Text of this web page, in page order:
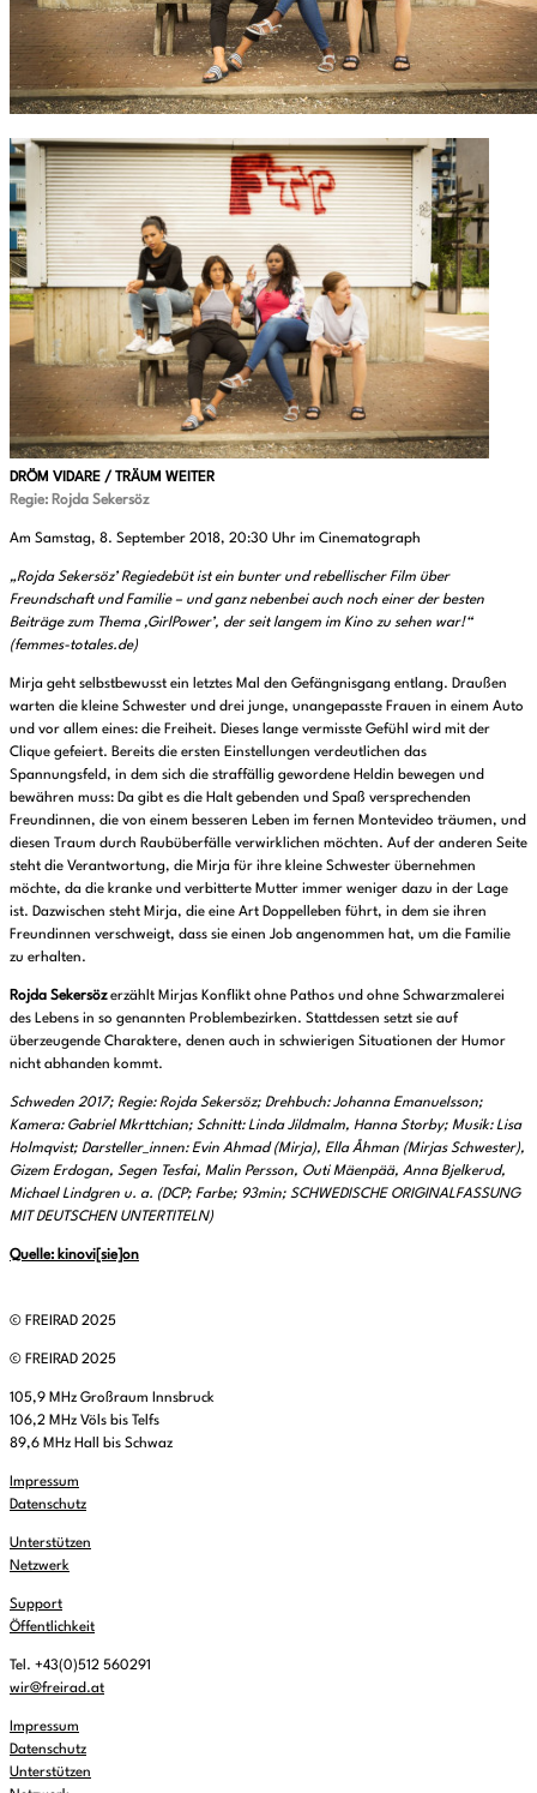
DRÖM VIDARE / TRÄUM WEITER
Regie: Rojda Sekersöz
Am Samstag, 8. September 2018, 20:30 Uhr im Cinematograph
„Rojda Sekersöz’ Regiedebüt ist ein bunter und rebellischer Film über
Freundschaft und Familie – und ganz nebenbei auch noch einer der besten
Beiträge zum Thema ‚GirlPower’, der seit langem im Kino zu sehen war!“
(femmes-totales.de)
Mirja geht selbstbewusst ein letztes Mal den Gefängnisgang entlang. Draußen
warten die kleine Schwester und drei junge, unangepasste Frauen in einem Auto
und vor allem eines: die Freiheit. Dieses lange vermisste Gefühl wird mit der
Clique gefeiert. Bereits die ersten Einstellungen verdeutlichen das
Spannungsfeld, in dem sich die straffällig gewordene Heldin bewegen und
bewähren muss: Da gibt es die Halt gebenden und Spaß versprechenden
Freundinnen, die von einem besseren Leben im fernen Montevideo träumen, und
diesen Traum durch Raubüberfälle verwirklichen möchten. Auf der anderen Seite
steht die Verantwortung, die Mirja für ihre kleine Schwester übernehmen
möchte, da die kranke und verbitterte Mutter immer weniger dazu in der Lage
ist. Dazwischen steht Mirja, die eine Art Doppelleben führt, in dem sie ihren
Freundinnen verschweigt, dass sie einen Job angenommen hat, um die Familie
zu erhalten.
Rojda Sekersözerzählt Mirjas Konflikt ohne Pathos und ohne Schwarzmalerei
des Lebens in so genannten Problembezirken. Stattdessen setzt sie auf
überzeugende Charaktere, denen auch in schwierigen Situationen der Humor
nicht abhanden kommt.
Schweden 2017; Regie: Rojda Sekersöz; Drehbuch: Johanna Emanuelsson;
Kamera: Gabriel Mkrttchian; Schnitt: Linda Jildmalm, Hanna Storby; Musik: Lisa
Holmqvist; Darsteller_innen: Evin Ahmad (Mirja), Ella Åhman (Mirjas Schwester),
Gizem Erdogan, Segen Tesfai, Malin Persson, Outi Mäenpää, Anna Bjelkerud,
Michael Lindgren u. a. (DCP; Farbe; 93min; SCHWEDISCHE ORIGINALFASSUNG
MIT DEUTSCHEN UNTERTITELN)
Quelle: kinovi[sie]on
© FREIRAD 2025
© FREIRAD 2025
105,9 MHz Großraum Innsbruck
106,2 MHz Völs bis Telfs
89,6 MHz Hall bis Schwaz
Impressum
Datenschutz
Unterstützen
Netzwerk
Support
Öffentlichkeit
Tel. +43(0)512 560291
wir@freirad.at
Impressum
Datenschutz
Unterstützen